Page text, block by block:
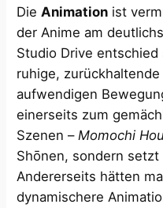
DieAnimation ist
der Anime am
Studio Drive
ruhige,
aufwendigen
einerseits zum
Szenen – Momochi
Shōnen, sondern
Andererseits hätten
dynamischere